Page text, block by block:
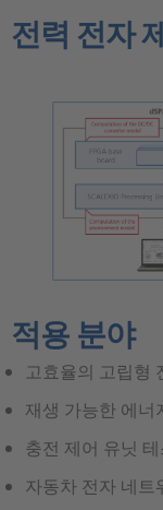
회사
인재채용
전력 전자
적용 분야
고효율의 고립형
재생 가능한 에너
충전 제어 유닛
자동차 전자 네트